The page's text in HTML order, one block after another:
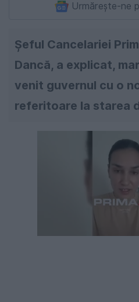
Urmărește-ne
Șeful Cancelariei
Dancă, a explicat,
venit guvernul cu o
referitoare la starea